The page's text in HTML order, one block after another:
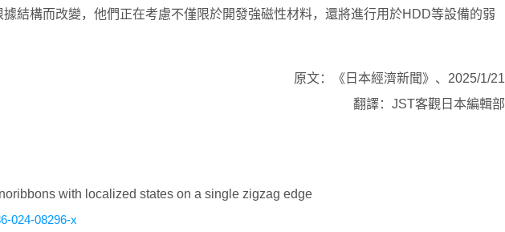
結構而改變，他們正在考慮不僅限於開發強磁性材料，還將進行用於HDD等設備的弱
原文：《日本經濟新聞》、2025/1/21
翻譯：JST客觀日本編輯部
with localized states on a single zigzag edge
024-08296-x